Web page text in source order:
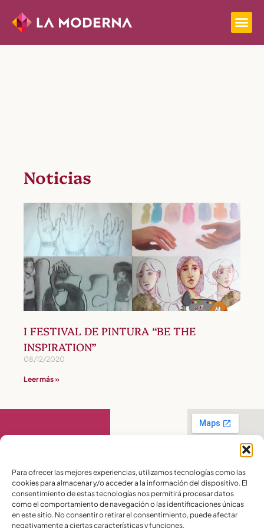
Para ofrecer las mejores experiencias, utilizamos tecnologías como las
cookies para almacenar y/o acceder a la información del dispositivo. El
consentimiento de estas tecnologías nos permitirá procesar datos
como el comportamiento de navegación o las identificaciones únicas
en este sitio. No consentir o retirar el consentimiento, puede afectar
negativamente a ciertas características y funciones.
Noticias
I FESTIVAL DE PINTURA “BE THE
INSPIRATION”
08/12/2020
Leer más »
Contáctanos
PBX:(04) 372 5220
Celular:099 016
2715
Celular:098 580
2370